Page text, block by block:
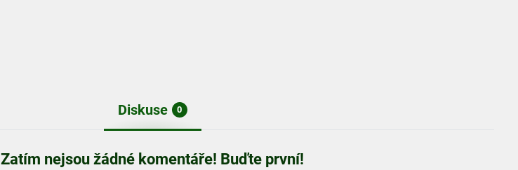
Diskuse 0
Zatím nejsou žádné komentáře! Buďte první!